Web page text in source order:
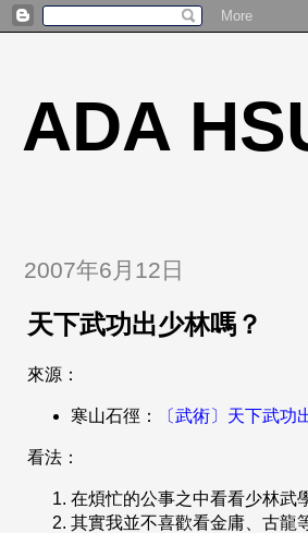
ADA
2007年6月12日
天下武功出少林嗎？
來源：
寒山石徑： 〔武術〕天下武
看法：
在煩忙的公事之中看看少林武
其實我並不喜歡看金庸、古龍